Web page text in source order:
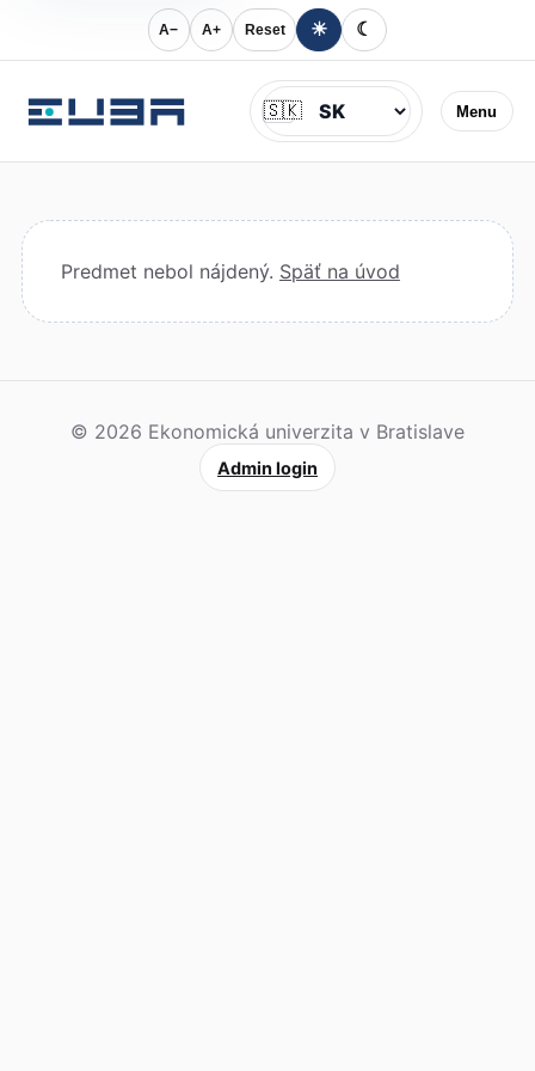
A− A+ Reset ☀ ☾
Menu
Jazyk
🇸🇰
Predmet nebol nájdený. Späť na úvod
© 2026 Ekonomická univerzita v Bratislave
Admin login